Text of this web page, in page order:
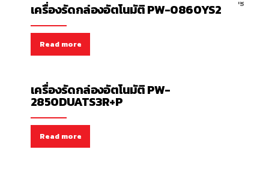
เครื่องรัดกล่องอัตโนมัติ PW-0860YS2
Read more
เครื่องรัดกล่องอัตโนมัติ PW-
2850DUATS3R+P
Read more